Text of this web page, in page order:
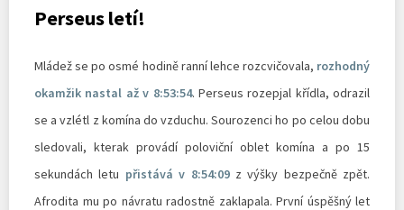
Perseus letí!
Mládež se po osmé hodině ranní lehce rozcvičovala, rozhodný
okamžik nastal až v 8:53:54. Perseus rozepjal křídla, odrazil
se a vzlétl z komína do vzduchu. Sourozenci ho po celou dobu
sledovali, kterak provádí poloviční oblet komína a po 15
sekundách letu přistává v 8:54:09z výšky bezpečně zpět.
Afrodita mu po návratu radostně zaklapala. První úspěšný let